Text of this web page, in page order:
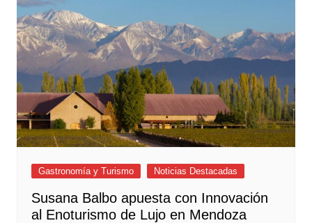
Gastronomía y Turismo Noticias Destacadas
Susana Balbo apuesta con Innovación
al Enoturismo de Lujo en Mendoza